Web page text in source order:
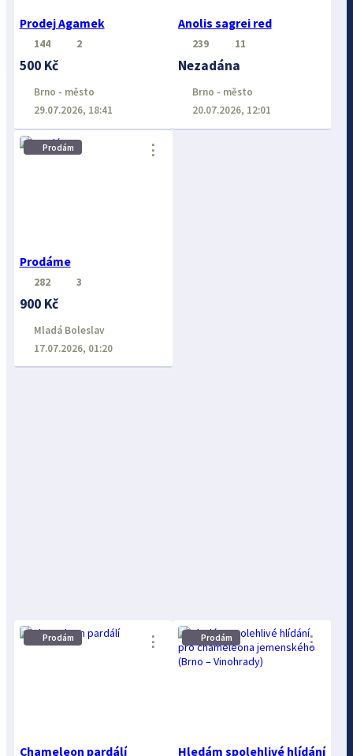
Prodej Agamek
144 2
500 Kč
Brno - město
29.07.2026, 18:41
Anolis sagrei red
239 11
Nezadána
Brno - město
20.07.2026, 12:01
Prodám
Prodáme
⋮
282 3
900 Kč
Mladá Boleslav
17.07.2026, 01:20
Prodám
Chameleon pardálí
⋮ Prodám
Hledám spolehlivé hlídání
⋮